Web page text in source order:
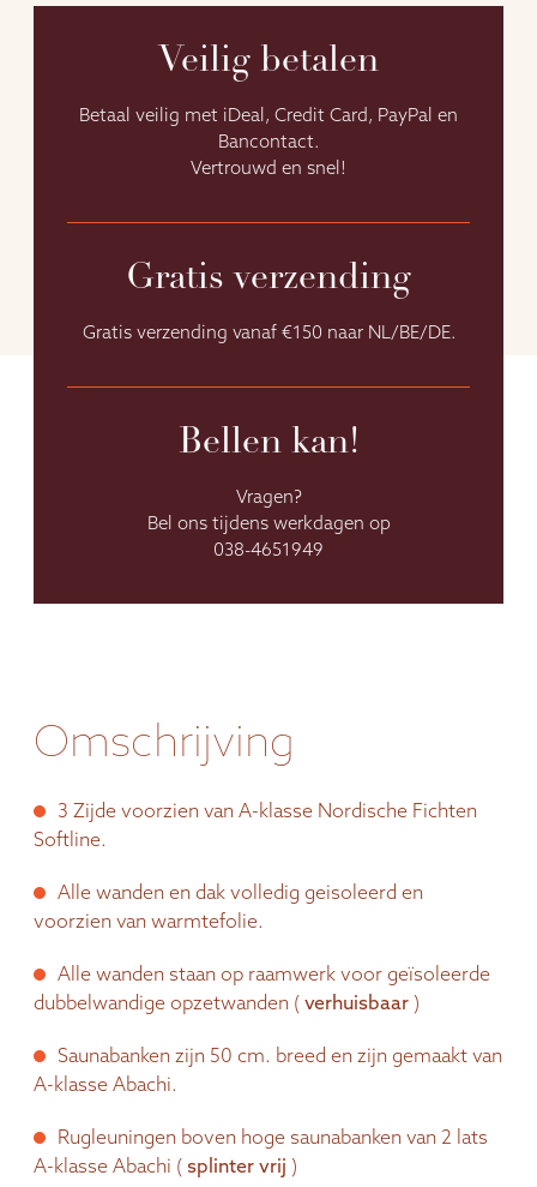
Veilig betalen
Betaal veilig met iDeal, Credit Card, PayPal en
Bancontact.
Vertrouwd en snel!
Gratis verzending
Gratis verzending vanaf €150 naar NL/BE/DE.
Bellen kan!
Vragen?
Bel ons tijdens werkdagen op
038-4651949
Omschrijving
3 Zijde voorzien van A-klasse Nordische Fichten
Softline.
Alle wanden en dak volledig geisoleerd en
voorzien van warmtefolie.
Alle wanden staan op raamwerk voor geïsoleerde
dubbelwandige opzetwanden ( verhuisbaar )
Saunabanken zijn 50 cm. breed en zijn gemaakt van
A-klasse Abachi.
Rugleuningen boven hoge saunabanken van 2 lats
A-klasse Abachi ( splinter vrij )